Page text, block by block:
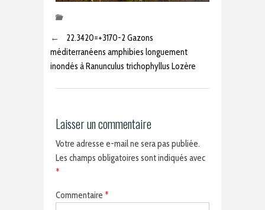
←
22.3420=+3170-2 Gazons
méditerranéens amphibies longuement
inondés à Ranunculus trichophyllus Lozère
Laisser un commentaire
Votre adresse e-mail ne sera pas publiée.
Les champs obligatoires sont indiqués avec
*
Commentaire *